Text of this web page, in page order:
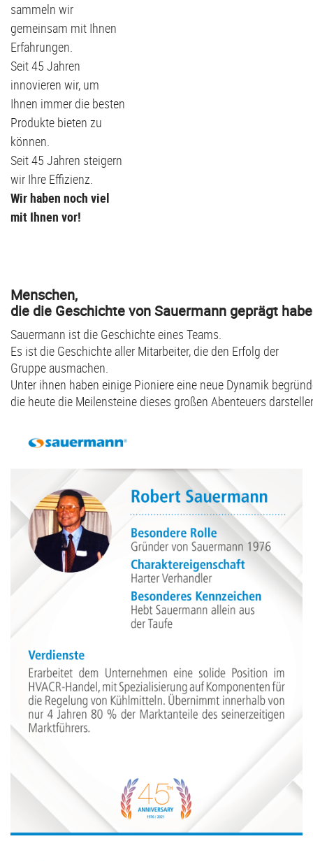
sammeln wir
gemeinsam mit Ihnen
Erfahrungen.
Seit 45 Jahren
innovieren wir, um
Ihnen immer die besten
Produkte bieten zu
können.
Seit 45 Jahren steigern
wir Ihre Effizienz.
Wir haben noch viel
mit Ihnen vor!
Menschen,
die die Geschichte von Sauermann geprägt
Sauermann ist die Geschichte eines Teams.
Es ist die Geschichte aller Mitarbeiter, die den Erfolg der
Gruppe ausmachen.
Unter ihnen haben einige Pioniere eine neue Dynamik
die heute die Meilensteine dieses großen Abenteuers